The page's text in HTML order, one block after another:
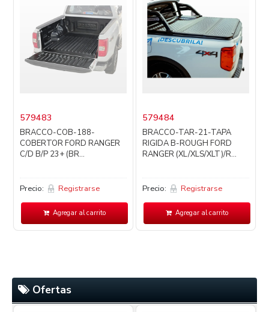
579483
BRACCO-COB-188-
COBERTOR FORD RANGER
C/D B/P 23+ (BR...
Precio: Registrarse
Agregar al carrito
579484
BRACCO-TAR-21-TAPA
RIGIDA B-ROUGH FORD
RANGER (XL/XLS/XLT)/R...
Precio: Registrarse
Agregar al carrito
Ofertas